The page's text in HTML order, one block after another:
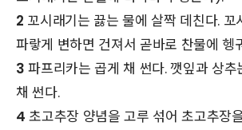
2 꼬시래기는 끓는 물에 살짝 데친다. 꼬
파랗게 변하면 건져서 곧바로 찬물에 헹
3 파프리카는 곱게 채 썬다. 깻잎과 상추
채 썬다.
4 초고추장 양념을 고루 섞어 초고추장